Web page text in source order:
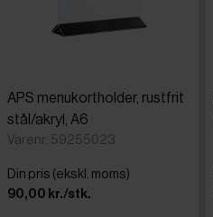
APS menukortholder, rustfrit
stål/akryl, A6
Varenr: 59255023
Din pris (ekskl. moms)
90,00 kr./stk.